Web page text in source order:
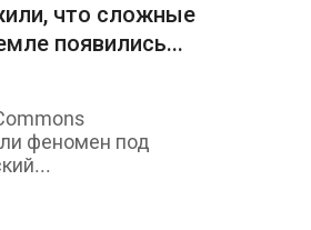
что сложные
появились...
феномен под